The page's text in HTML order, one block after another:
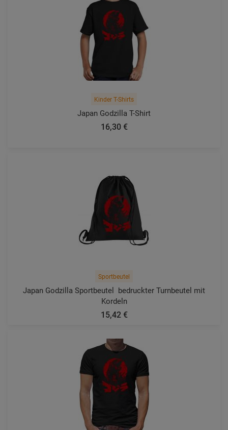
Kinder T-Shirts
Japan Godzilla T-Shirt
16,30 €
Sportbeutel
Japan Godzilla Sportbeutel  bedruckter Turnbeutel mit
Kordeln
15,42 €